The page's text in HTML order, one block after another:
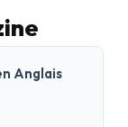
Anglais